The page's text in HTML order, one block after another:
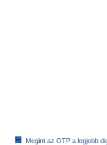
Megint az OTP a legjobb